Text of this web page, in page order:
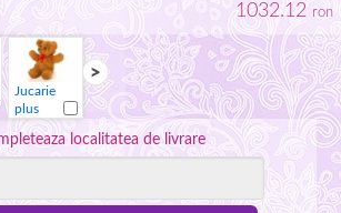
1032.12 ron
Jucarie
plus
Vaza Raffaello Spumant
localitatea de livrare